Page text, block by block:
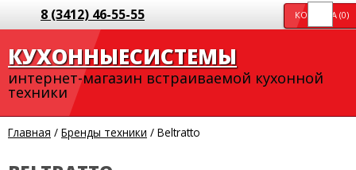
8 (3412) 46-55-55 КОРЗИНА (0)
КУХОННЫЕСИСТЕМЫ
интернет-магазин встраиваемой кухонной
техники
Главная / Бренды техники / Beltratto